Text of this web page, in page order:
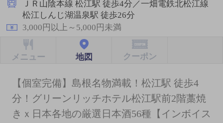
ＪＲ山陰本線 松江駅 徒歩4分／一畑電鉄北松江線
松江しんじ湖温泉駅 徒歩26分
3,000円以上～5,000円未満
メニュー 地図 クーポン
【個室完備】島根名物満載！松江駅 徒歩4
分！グリーンリッチホテル松江駅前2階藁焼
きｘ日本各地の厳選日本酒56種【インボイス